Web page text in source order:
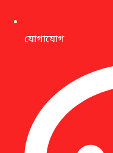
যোগাযোগ